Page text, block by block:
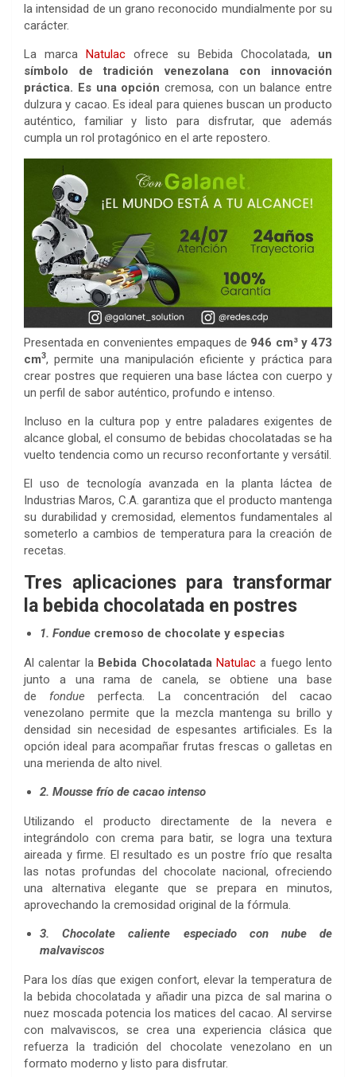
la intensidad de un grano reconocido mundialmente por su
carácter.
La marcaNatulac ofrece su Bebida Chocolatada, un
símbolo de tradición venezolana con innovación
práctica. Es una opción cremosa, con un balance entre
dulzura y cacao. Es ideal para quienes buscan un producto
auténtico, familiar y listo para disfrutar, que además
cumpla un rol protagónico en el arte repostero.
Presentada en convenientes empaques de 946 cm³ y 473
cm3, permite una manipulación eficiente y práctica para
crear postres que requieren una base láctea con cuerpo y
un perfil de sabor auténtico, profundo e intenso.
Incluso en la cultura pop y entre paladares exigentes de
alcance global, el consumo de bebidas chocolatadas se ha
vuelto tendencia como un recurso reconfortante y versátil.
El uso de tecnología avanzada en la planta láctea de
Industrias Maros, C.A. garantiza que el producto mantenga
su durabilidad y cremosidad, elementos fundamentales al
someterlo a cambios de temperatura para la creación de
recetas.
Tres aplicaciones para transformar
la bebida chocolatada en postres
1. Fondue cremoso de chocolate y especias
Al calentar la Bebida Chocolatada Natulaca fuego lento
junto a una rama de canela, se obtiene una base
de fondueperfecta. La concentración del cacao
venezolano permite que la mezcla mantenga su brillo y
densidad sin necesidad de espesantes artificiales. Es la
opción ideal para acompañar frutas frescas o galletas en
una merienda de alto nivel.
2. Mousse frío de cacao intenso
Utilizando el producto directamente de la nevera e
integrándolo con crema para batir, se logra una textura
aireada y firme. El resultado es un postre frío que resalta
las notas profundas del chocolate nacional, ofreciendo
una alternativa elegante que se prepara en minutos,
aprovechando la cremosidad original de la fórmula.
3. Chocolate caliente especiado con nube de
malvaviscos
Para los días que exigen confort, elevar la temperatura de
la bebida chocolatada y añadir una pizca de sal marina o
nuez moscada potencia los matices del cacao. Al servirse
con malvaviscos, se crea una experiencia clásica que
refuerza la tradición del chocolate venezolano en un
formato moderno y listo para disfrutar.